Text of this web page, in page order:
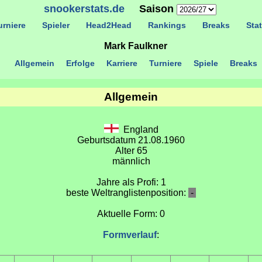
snookerstats.deSaison
Spieler Head2Head Rankings Breaks
Mark Faulkner
Allgemein
England
Geburtsdatum 21.08.1960
Alter 65
männlich
Jahre als Profi: 1
beste Weltranglistenposition: -
Aktuelle Form: 0
Formverlauf:
Allgemein Erfolge Karriere Turniere Spiele Breaks